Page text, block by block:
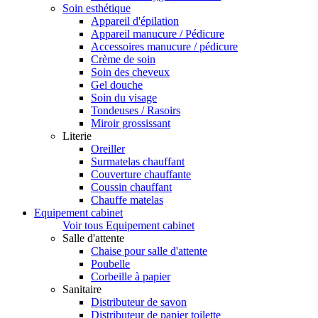
Soin esthétique
Appareil d'épilation
Appareil manucure / Pédicure
Accessoires manucure / pédicure
Crème de soin
Soin des cheveux
Gel douche
Soin du visage
Tondeuses / Rasoirs
Miroir grossissant
Literie
Oreiller
Surmatelas chauffant
Couverture chauffante
Coussin chauffant
Chauffe matelas
Equipement cabinet
Voir tous Equipement cabinet
Salle d'attente
Chaise pour salle d'attente
Poubelle
Corbeille à papier
Sanitaire
Distributeur de savon
Distributeur de papier toilette